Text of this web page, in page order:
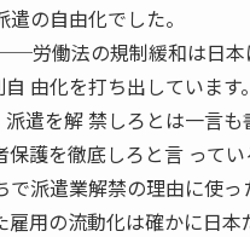
の自由化でした。
労働法の規制緩和は日
由化を打ち出しています。
遣を解 禁しろとは一言も
護を徹底しろと言 ってい
派遣業解禁の理由に使っ
用の流動化は確かに日本